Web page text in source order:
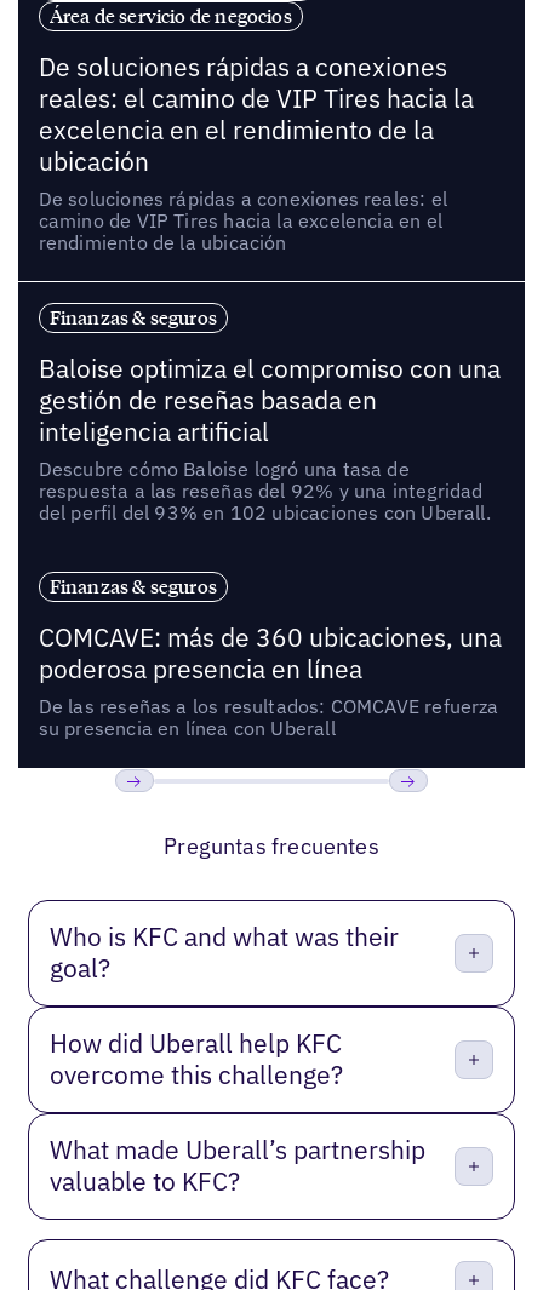
Área de servicio de negocios
De soluciones rápidas a conexiones
reales: el camino de VIP Tires hacia la
excelencia en el rendimiento de la
ubicación
De soluciones rápidas a conexiones reales: el
camino de VIP Tires hacia la excelencia en el
rendimiento de la ubicación
Finanzas & seguros
Baloise optimiza el compromiso con una
gestión de reseñas basada en
inteligencia artificial
Descubre cómo Baloise logró una tasa de
respuesta a las reseñas del 92% y una integridad
del perfil del 93% en 102 ubicaciones con Uberall.
Finanzas & seguros
COMCAVE: más de 360 ubicaciones, una
poderosa presencia en línea
De las reseñas a los resultados: COMCAVE refuerza
su presencia en línea con Uberall
Preguntas frecuentes
Who is KFC and what was their
goal?
How did Uberall help KFC
overcome this challenge?
What made Uberall’s partnership
valuable to KFC?
What challenge did KFC face?